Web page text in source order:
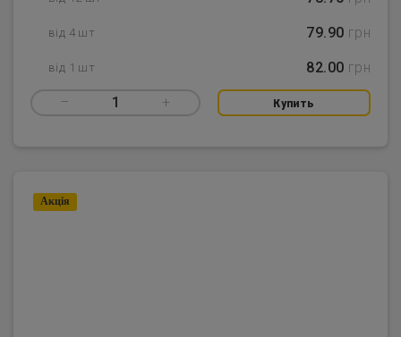
від 4 шт 79.90 грн
від 1 шт 82.00 грн
– 1 + Купить
Акцiя